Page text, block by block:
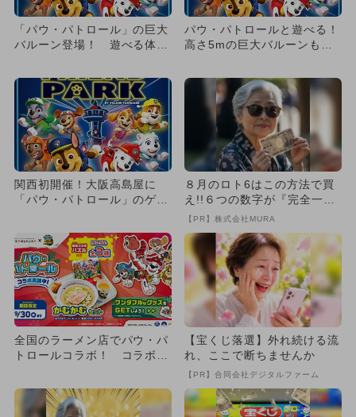
「パウ・パトロール」の巨大
バルーン登場！ 遊べる体験
パウ・パトロールと遊べる！
高さ5mの巨大バルーンも登
関西初開催！大阪高島屋に
「パウ・パトロール」のゲー
８月のロト6はこの方法で買
え!!６つの数字が『完全一
致』する方法
【PR】株式会社MURA
全国のラーメン店でパウ・パ
トロールコラボ！ コラボメ
【宝くじ落選】外れ続ける流
れ、ここで断ちませんか
【PR】合同会社デジタルファーム